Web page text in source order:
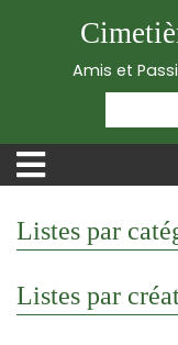
Amis et
Listes par
Listes par